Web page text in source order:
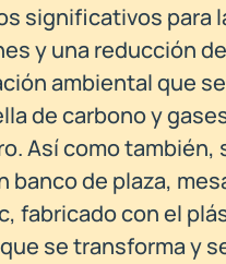
significativos para
y una reducción
ambiental que
de carbono y
Así como también,
banco de plaza,
fabricado con el
se transforma y